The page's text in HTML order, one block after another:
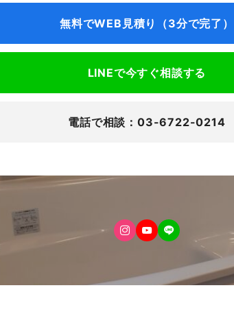
無料でWEB見積り（3分で完了）
LINEで今すぐ相談する
電話で相談：03-6722-0214